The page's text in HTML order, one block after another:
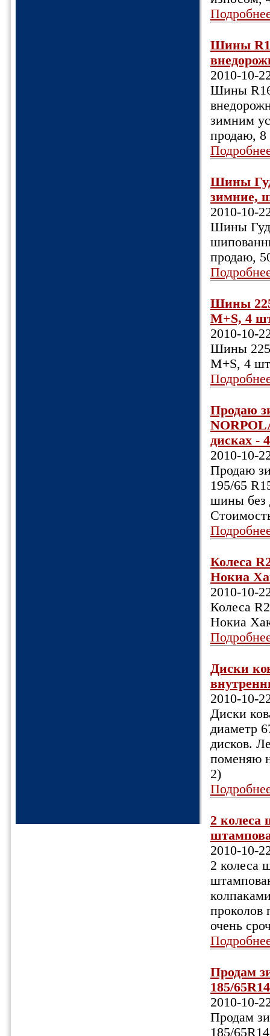
Шины
2010-10-
Шины
зимним
продаю, 8
Шины
зимние,
2010-10-
Шины
продаю,
Шины
M+S, 4
2010-10-
Шины
M+S, 4
Продаю
дисках -
2010-10-
Продаю
195/65
шины без
Колеса
Нокиа
2010-10-
Колеса
Нокиа
Диски
2010-10-
Диски
диаметр
дисков.
поменяю
2)
2 колеса
2010-10-
2 колеса
проколов
очень
Продам
185/
2010-10-
Продам
185/